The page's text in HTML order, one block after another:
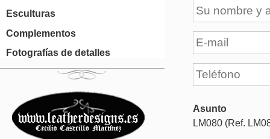
Esculturas
Complementos
Fotografías de detalles
Asunto
LM080 (Ref.